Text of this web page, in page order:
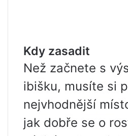
Kdy zasadit
Než začnete s
ibišku, musíte si
nejvhodnější
jak dobře se o